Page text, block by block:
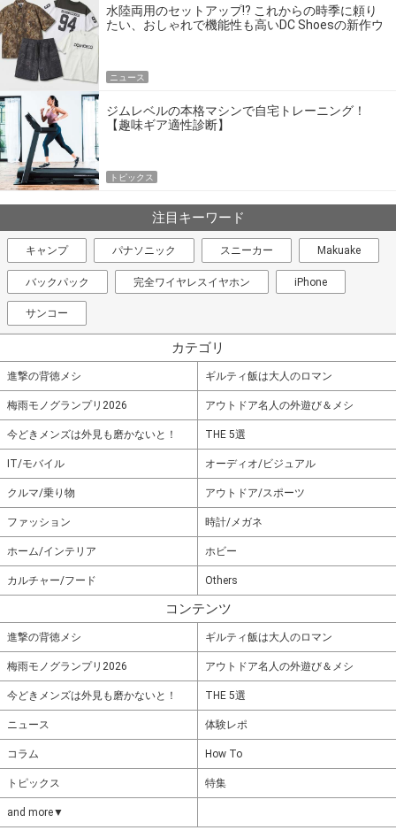
水陸両用のセットアップ!? これからの時季に頼り
たい、おしゃれで機能性も高いDC Shoesの新作ウ
ニュース
ジムレベルの本格マシンで自宅トレーニング！
【趣味ギア適性診断】
トピックス
注目キーワード
キャンプ パナソニック スニーカー Makuake
バックパック 完全ワイヤレスイヤホン iPhone
サンコー
カテゴリ
進撃の背徳メシ ギルティ飯は大人のロマン
梅雨モノグランプリ2026 アウトドア名人の外遊び＆メシ
今どきメンズは外見も磨かないと！ THE 5選
IT/モバイル オーディオ/ビジュアル
クルマ/乗り物 アウトドア/スポーツ
ファッション 時計/メガネ
ホーム/インテリア ホビー
カルチャー/フード Others
コンテンツ
進撃の背徳メシ ギルティ飯は大人のロマン
梅雨モノグランプリ2026 アウトドア名人の外遊び＆メシ
今どきメンズは外見も磨かないと！ THE 5選
ニュース 体験レポ
コラム How To
トピックス 特集
and more▼